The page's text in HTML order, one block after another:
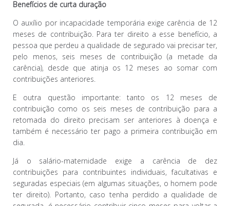
Benefícios de curta duração
O auxílio por incapacidade temporária exige carência de 12
meses de contribuição. Para ter direito a esse benefício, a
pessoa que perdeu a qualidade de segurado vai precisar ter,
pelo menos, seis meses de contribuição (a metade da
carência), desde que atinja os 12 meses ao somar com
contribuições anteriores.
E outra questão importante: tanto os 12 meses de
contribuição como os seis meses de contribuição para a
retomada do direito precisam ser anteriores à doença e
também é necessário ter pago a primeira contribuição em
dia.
Já o salário-maternidade exige a carência de dez
contribuições para contribuintes individuais, facultativas e
seguradas especiais (em algumas situações, o homem pode
ter direito). Portanto, caso tenha perdido a qualidade de